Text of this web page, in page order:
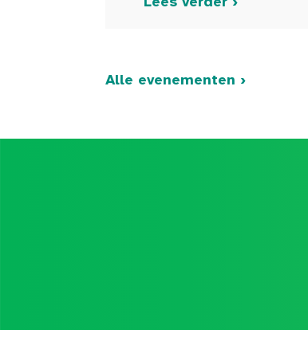
Alle evenementen ›